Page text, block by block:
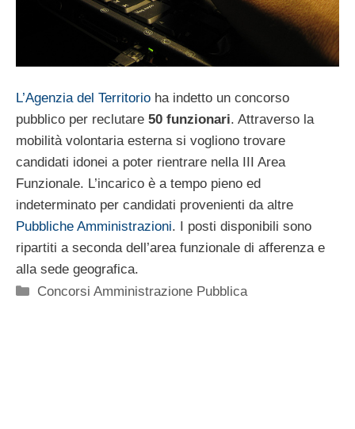
L’Agenzia del Territorio ha indetto un concorso
pubblico per reclutare 50 funzionari. Attraverso la
mobilità volontaria esterna si vogliono trovare
candidati idonei a poter rientrare nella III Area
Funzionale. L’incarico è a tempo pieno ed
indeterminato per candidati provenienti da altre
Pubbliche Amministrazioni. I posti disponibili sono
ripartiti a seconda dell’area funzionale di afferenza e
alla sede geografica.
Categorie
Concorsi Amministrazione Pubblica